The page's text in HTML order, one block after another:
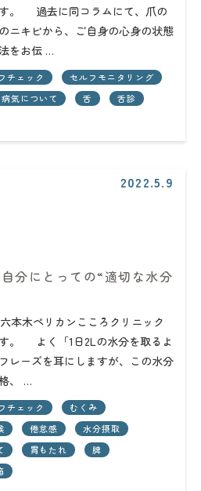
す。 過去に同コラムにて、爪の
ニキビから、ご自身の心身の状態
をお伝 …
チェック
セルフモニタリング
病気について 舌
舌診
2022.5.9
分にとっての“適切な水分
本木ペリカンこころクリニック
す。 よく「1日2Lの水分を取るよ
レーズを耳にしますが、この水分
、 …
チェック
むくみ
倦怠感
水分摂取
胃もたれ
脾